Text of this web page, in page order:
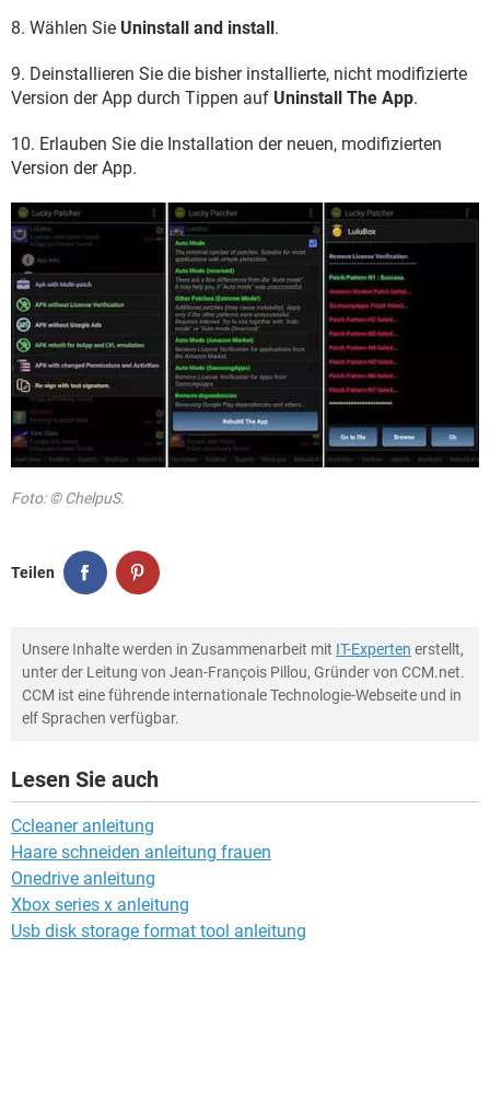
8. Wählen Sie Uninstall and install.
9. Deinstallieren Sie die bisher installierte, nicht modifizierte
Version der App durch Tippen auf Uninstall The App.
10. Erlauben Sie die Installation der neuen, modifizierten
Version der App.
Foto: © ChelpuS.
Teilen
Unsere Inhalte werden in Zusammenarbeit mit IT-Experten erstellt,
unter der Leitung von Jean-François Pillou, Gründer von CCM.net.
CCM ist eine führende internationale Technologie-Webseite und in
elf Sprachen verfügbar.
Lesen Sie auch
Ccleaner anleitung
Haare schneiden anleitung frauen
Onedrive anleitung
Xbox series x anleitung
Usb disk storage format tool anleitung